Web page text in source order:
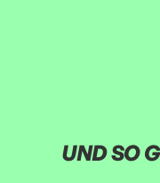
UND SO